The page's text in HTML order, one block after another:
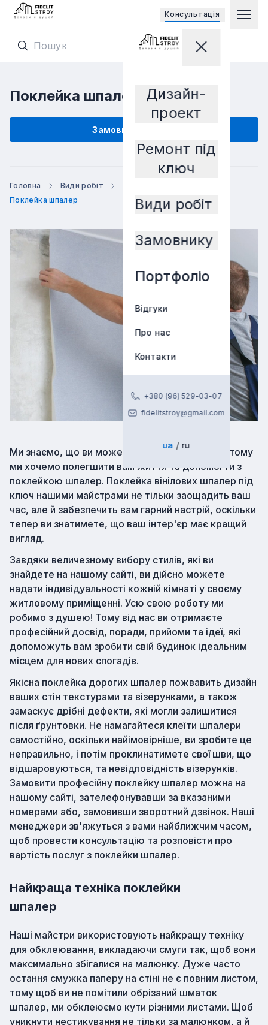
Перейти на головну сторінку
Дизайн-
проект
Ремонт під
ключ
Види робіт
Замовнику
Портфоліо
Відгуки
Про нас
Контакти
Замовнику
+380 (96) 529-03-07
fidelitstroy@gmail.com
ua ru
Консультацiя Відкриває
Поклейка шпалер
Замовити послугу
Головна Види робіт
Поклейка шпалер
Ми знаємо, що ви можете бути дуже зайняті, тому
ми хочемо полегшити вам життя та допомогти з
поклейкою шпалер. Поклейка вінілових шпалер під
ключ нашими майстрами не тільки заощадить ваш
час, але й забезпечить вам гарний настрій, оскільки
тепер ви знатимете, що ваш інтер'єр має кращий
вигляд.
Завдяки величезному вибору стилів, які ви
знайдете на нашому сайті, ви дійсно можете
надати індивідуальності кожній кімнаті у своєму
житловому приміщенні. Усю свою роботу ми
робимо з душею! Тому від нас ви отримаєте
професійний досвід, поради, прийоми та ідеї, які
допоможуть вам зробити свій будинок ідеальним
місцем для нових спогадів.
Якісна поклейка дорогих шпалер пожвавить дизайн
ваших стін текстурами та візерунками, а також
замаскує дрібні дефекти, які могли залишитися
після ґрунтовки. Не намагайтеся клеїти шпалери
самостійно, оскільки найімовірніше, ви зробите це
неправильно, і потім проклинатимете свої шви, що
відшаровуються, та невідповідність візерунків.
Замовити професійну поклейку шпалер можна на
нашому сайті, зателефонувавши за вказаними
номерами або, замовивши зворотний дзвінок. Наші
менеджери зв'яжуться з вами найближчим часом,
щоб провести консультацію та розповісти про
вартість послуг з поклейки шпалер.
Найкраща техніка поклейки
шпалер
Наші майстри використовують найкращу техніку
для обклеювання, викладаючи смуги так, щоб вони
максимально збігалися на малюнку. Дуже часто
остання смужка паперу на стіні не є повним листом,
тому щоб ви не помітили обрізаний шматок
шпалер, ми обклеюємо кути різними листами. Щоб
уникнути нестикування не тільки за малюнком, а й